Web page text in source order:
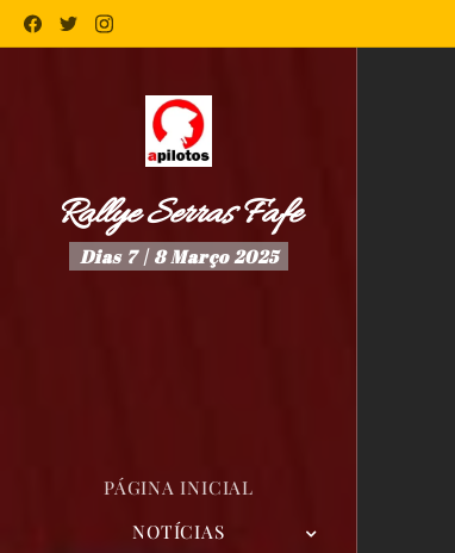
Rallye Serras Fafe
Dias 7 | 8 Março 2025
PÁGINA INICIAL
NOTÍCIAS